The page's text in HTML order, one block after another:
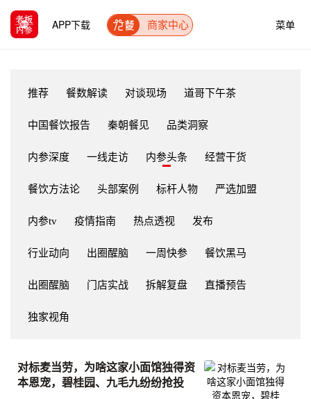
菜单
APP下载 商家中心
推荐 餐数解读 对谈现场 道哥下午茶
中国餐饮报告 秦朝餐见 品类洞察
内参深度 一线走访 内参头条 经营干货
餐饮方法论 头部案例 标杆人物 严选加盟
内参tv 疫情指南 热点透视 发布
行业动向 出圈醒脑 一周快参 餐饮黑马
出圈醒脑 门店实战 拆解复盘 直播预告
独家视角
对标麦当劳，为啥这家小面馆独得资
本恩宠，碧桂园、九毛九纷纷抢投